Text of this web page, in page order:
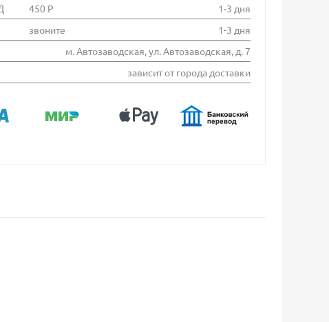
450 Р
1-3 дня
звоните
1-3 дня
м. Автозаводская, ул. Автозаводская, д. 7
зависит от города доставки